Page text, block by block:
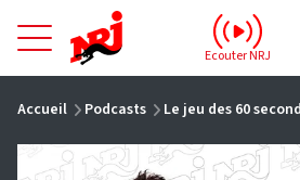
NRJ - Accueil
Ecouter NRJ
Accueil Podcasts Le jeu des 60